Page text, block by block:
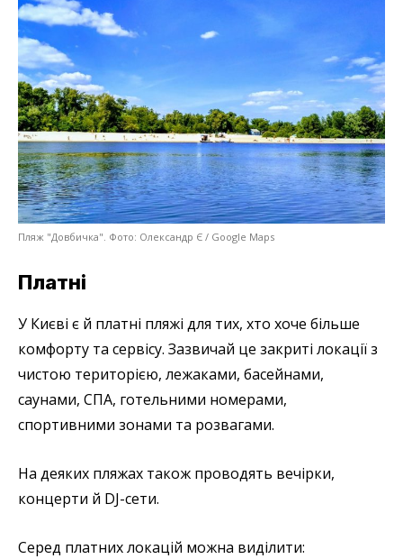
Пляж "Довбичка". Фото: Олександр Є / Google Maps
Платні
У Києві є й платні пляжі для тих, хто хоче більше
комфорту та сервісу. Зазвичай це закриті локації з
чистою територією, лежаками, басейнами,
саунами, СПА, готельними номерами,
спортивними зонами та розвагами.
На деяких пляжах також проводять вечірки,
концерти й DJ-сети.
Серед платних локацій можна виділити: